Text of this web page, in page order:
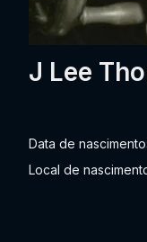
J Lee
Data de
Local de